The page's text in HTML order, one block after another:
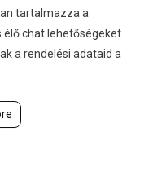
tartalmazza a
chat lehetőségeket.
a rendelési adataid a